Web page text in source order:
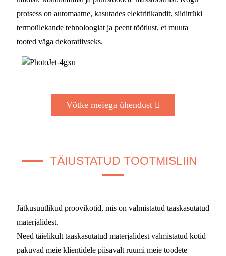
protsess on automaatne, kasutades elektritikandit, siiditrüki
termoülekande tehnoloogiat ja peent töötlust, et muuta
tooted väga dekoratiivseks.
Võtke meiega ühendust
TÄIUSTATUD TOOTMISLIIN
Jätkusuutlikud proovikotid, mis on valmistatud taaskasutatud
materjalidest.
Need täielikult taaskasutatud materjalidest valmistatud kotid
pakuvad meie klientidele piisavalt ruumi meie toodete